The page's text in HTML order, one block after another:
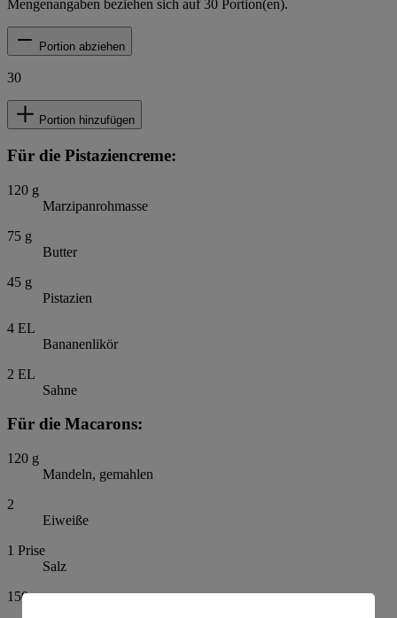
Mengenangaben beziehen sich auf30 Portion(en).
Portion abziehen
30
Portion hinzufügen
Für die Pistaziencreme:
120 g
Marzipanrohmasse
75 g
Butter
45 g
Pistazien
4 EL
Bananenlikör
2 EL
Sahne
Für die Macarons:
120 g
Mandeln, gemahlen
2
Eiweiße
1 Prise
Salz
150g